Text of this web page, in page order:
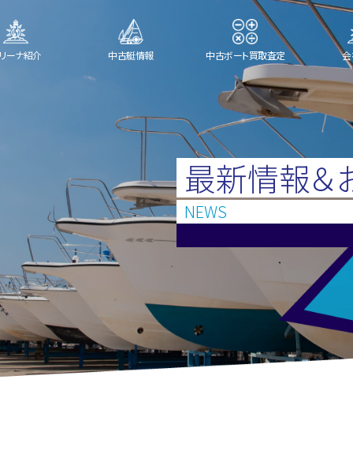
ーナ紹介 中古艇情報 中古ボート買取査定
最新情報＆
NEWS